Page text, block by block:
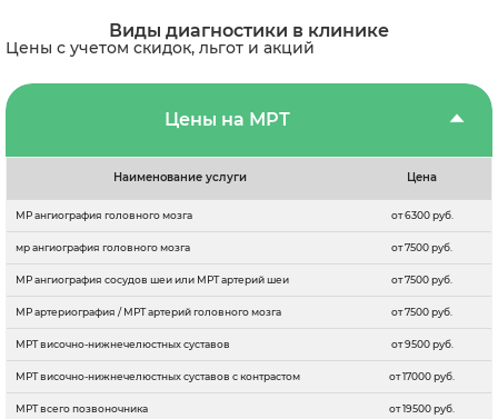
Виды диагностики в клинике
Цены с учетом скидок, льгот и акций
Цены на МРТ
Наименование услуги Цена
МР ангиография головного мозга от 6300 руб.
мр ангиография головного мозга от 7500 руб.
МР ангиография сосудов шеи или МРТ артерий шеи от 7500 руб.
МР артериография / МРТ артерий головного мозга от 7500 руб.
МРТ височно-нижнечелюстных суставов от 9500 руб.
МРТ височно-нижнечелюстных суставов с контрастом от 17000 руб.
МРТ всего позвоночника от 19500 руб.